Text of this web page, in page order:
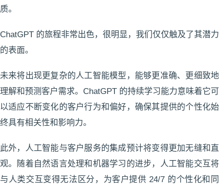
质。
ChatGPT 的旅程非常出色，很明显，我们仅仅触及了其潜力
的表面。
未来将出现更复杂的人工智能模型，能够更准确、更细致地
理解和预测客户需求。ChatGPT 的持续学习能力意味着它可
以适应不断变化的客户行为和偏好，确保其提供的个性化始
终具有相关性和影响力。
此外，人工智能与客户服务的集成预计将变得更加无缝和直
观。随着自然语言处理和机器学习的进步，人工智能交互将
与人类交互变得无法区分，为客户提供 24/7 的个性化和同